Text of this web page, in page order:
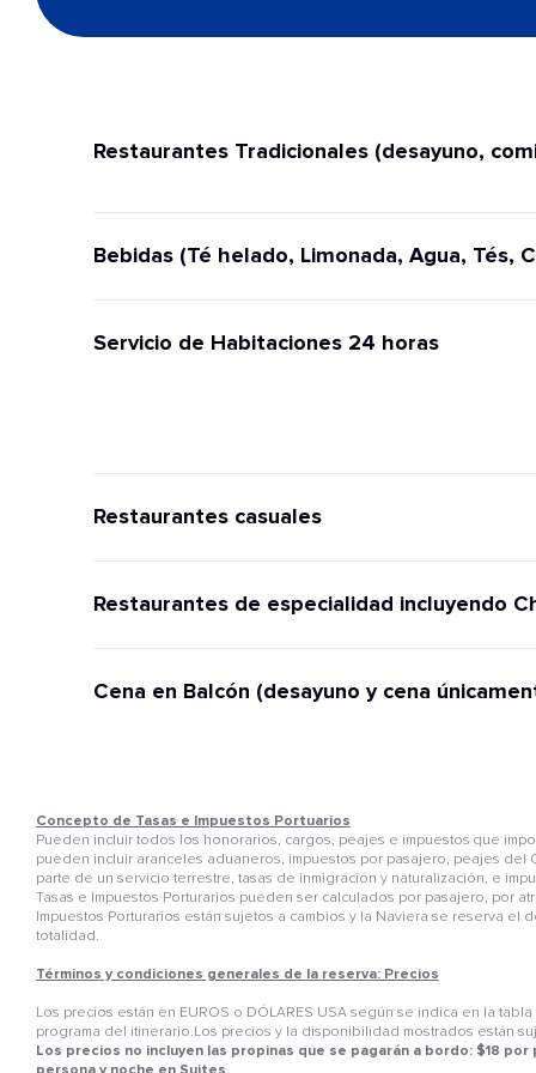
Restaurantes Tradicionales (desayuno,
Bebidas (Té helado, Limonada, Agua, Tés,
Servicio de Habitaciones 24 horas
Restaurantes casuales
Restaurantes de especialidad incluyendo
Cena en Balcón (desayuno y cena
Concepto de Tasas e Impuestos Portuarios
Pueden incluir todos los honorarios, cargos, peajes e impuestos que
pueden incluir aranceles aduaneros, impuestos por pasajero, peajes del
parte de un servicio terrestre, tasas de inmigración y naturalización, e
Tasas e Impuestos Porturarios pueden ser calculados por pasajero, por
Impuestos Porturarios están sujetos a cambios y la Naviera se reserva
totalidad.
Términos y condiciones generales de la reserva: Precios
Los precios están en EUROS o DÓLARES USA según se indica en la
programa del itinerario.Los precios y la disponibilidad mostrados están
Los precios no incluyen las propinas que se pagarán a bordo: $18